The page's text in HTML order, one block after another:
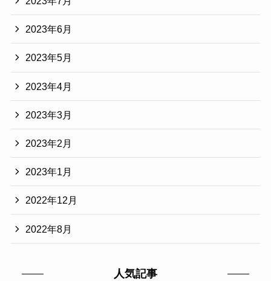
2023年6月
2023年5月
2023年4月
2023年3月
2023年2月
2023年1月
2022年12月
2022年8月
人気記事